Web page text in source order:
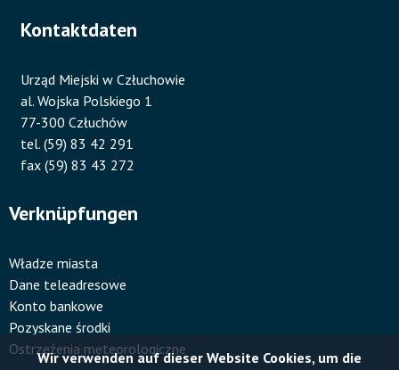
Wir verwenden auf dieser Website Cookies, um die
Kontaktdaten
Urząd Miejski w Człuchowie
al. Wojska Polskiego 1
77-300 Człuchów
tel. (59) 83 42 291
fax (59) 83 43 272
Verknüpfungen
Władze miasta
Dane teleadresowe
Konto bankowe
Pozyskane środki
Ostrzeżenia meteorologiczne